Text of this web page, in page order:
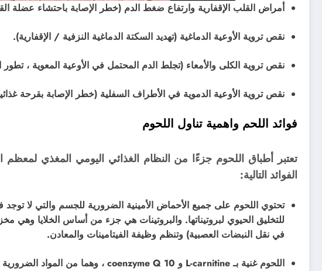
أمراض القلب الإقفارية وارتفاع ضغط الدم (خطر الإصابة باحتشاء عضلة
نقص تروية الأوعية الدماغية (تهديد السكتة الدماغية النزفية / الإقفارية).
نقص تروية الكلى والأمعاء (تجلط الدم المحتمل في الأوعية المعوية ،
نقص تروية الأوعية الدموية في الأطراف السفلية (خطر الإصابة بقرحة
فوائد اللحم واهمية تناول اللحوم
تعتبر أطباق اللحوم جزءًا من النظام الغذائي اليومي المغذي
الفوائد التالية:
تحتوي اللحوم على جميع الأحماض الأمينية الضرورية للجسم والتي لا توجد
للتخليق الحيوي لبروتيناتها. والبروتينات هي جزء من أساس الخلايا وهي
في نقل النبضات العصبية) وتنظم وظيفة الفيتامينات والمعادن.
اللحوم غنية بـ L-carnitine و coenzyme Q 10 ، وهما من المواد الضرورية لعمل عضلة القلب بشكل طبيعي.